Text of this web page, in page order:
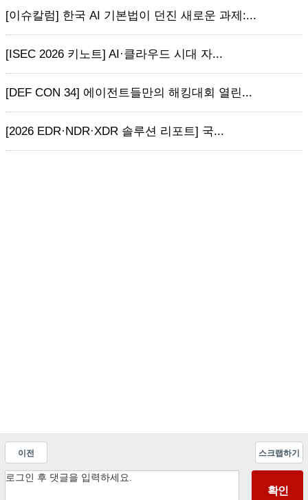
[이슈칼럼] 한국 AI 기본법이 던진 새로운 과제:...
[ISEC 2026 키노트] AI·클라우드 시대 자...
[DEF CON 34] 에이전트들만의 해킹대회 열린...
[2026 EDR·NDR·XDR 솔루션 리포트] 국...
이전 스크랩하기